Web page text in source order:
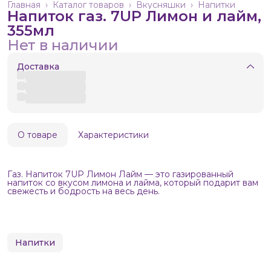
Напитки
Вкусняшки ›
Каталог товаров ›
Главная ›
Напиток газ. 7UP Лимон и лайм,
355мл
Нет в наличии
Доставка
О товаре Характеристики
Газ. Напиток 7UP Лимон Лайм — это газированный
напиток со вкусом лимона и лайма, который подарит вам
свежесть и бодрость на весь день.
Напитки